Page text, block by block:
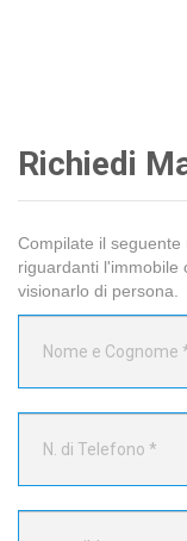
Richiedi
Compilate il
riguardanti l'immobile
visionarlo di persona.